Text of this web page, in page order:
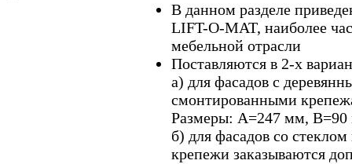
В данном разделе
LIFT-O-MAT, наиболее
мебельной отрасли
Поставляются в 2-х
а) для фасадов с
смонтированными
Размеры: А=247 мм,
б) для фасадов со
крепежи заказываются